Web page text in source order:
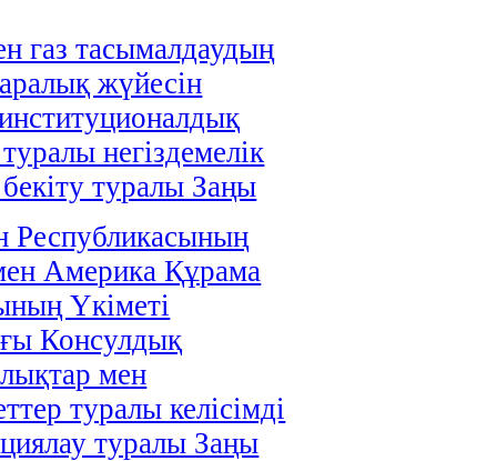
газ тасымалдаудың
жүйесін
туралы негіздемелік
бекіту туралы Заңы
Республикасының
Америка Құрама
Үкіметі
Консулдық
мен
туралы келісімді
туралы Заңы